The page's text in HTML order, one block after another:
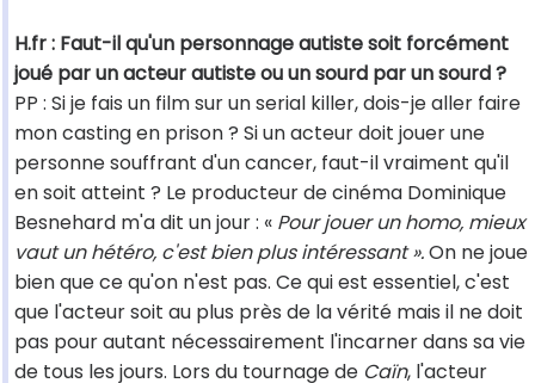
H.fr : Faut-il qu'un personnage autiste soit forcément
joué par un acteur autiste ou un sourd par un sourd ?
PP : Si je fais un film sur un serial killer, dois-je aller faire
mon casting en prison ? Si un acteur doit jouer une
personne souffrant d'un cancer, faut-il vraiment qu'il
en soit atteint ? Le producteur de cinéma Dominique
Besnehard m'a dit un jour : « Pour jouer un homo, mieux
vaut un hétéro, c'est bien plus intéressant ».On ne joue
bien que ce qu'on n'est pas. Ce qui est essentiel, c'est
que l'acteur soit au plus près de la vérité mais il ne doit
pas pour autant nécessairement l'incarner dans sa vie
de tous les jours. Lors du tournage de Caïn, l'acteur